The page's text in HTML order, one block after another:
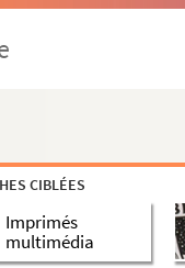
CIBLÉES
Imprimés
multimédia
saint Bernard, abbé de
de l'ordre de
atque regentes,
usque ad R. P.
dit Douez, qu'il tient
(Loisier), abbé de